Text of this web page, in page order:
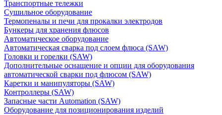
Транспортные тележки
Сушильное оборудование
Термопеналы и печи для прокалки электродов
Бункеры для хранения флюсов
Автоматическое оборудование
Автоматическая сварка под слоем флюса (SAW)
Головки и горелки (SAW)
Дополнительные оснащение и опции для оборудования
автоматической сварки под флюсом (SAW)
Каретки и манипуляторы (SAW)
Контроллеры (SAW)
Запасные части Automation (SAW)
Оборудование для позиционирования изделий